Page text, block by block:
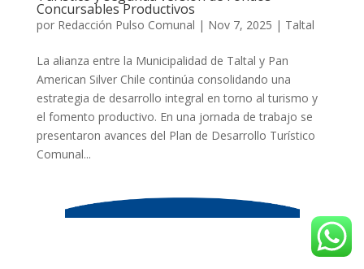
Concursables Productivos
por Redacción Pulso Comunal | Nov 7, 2025 | Taltal
La alianza entre la Municipalidad de Taltal y Pan
American Silver Chile continúa consolidando una
estrategia de desarrollo integral en torno al turismo y
el fomento productivo. En una jornada de trabajo se
presentaron avances del Plan de Desarrollo Turístico
Comunal...